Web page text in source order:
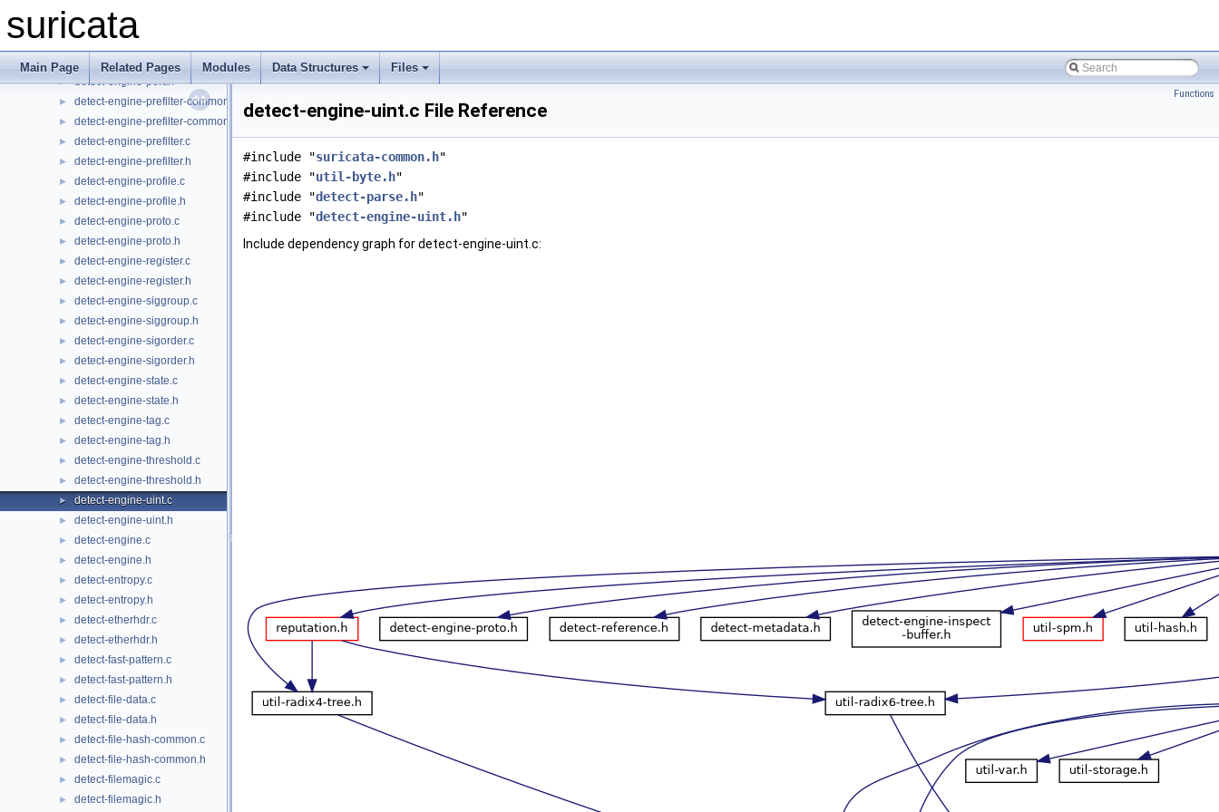
suricata
Main Page Related Pages Modules Data Structures Files
► detect-engine-payload.c
► detect-engine-payload.h
► detect-engine-port.c
► detect-engine-port.h
► detect-engine-prefilter-common.c
► detect-engine-prefilter-common.h
► detect-engine-prefilter.c
► detect-engine-prefilter.h
► detect-engine-profile.c
► detect-engine-profile.h
► detect-engine-proto.c
► detect-engine-proto.h
► detect-engine-register.c
► detect-engine-register.h
► detect-engine-siggroup.c
► detect-engine-siggroup.h
► detect-engine-sigorder.c
► detect-engine-sigorder.h
► detect-engine-state.c
► detect-engine-state.h
► detect-engine-tag.c
► detect-engine-tag.h
► detect-engine-threshold.c
► detect-engine-threshold.h
► detect-engine-uint.c
► detect-engine-uint.h
► detect-engine.c
► detect-engine.h
► detect-entropy.c
► detect-entropy.h
► detect-etherhdr.c
► detect-etherhdr.h
► detect-fast-pattern.c
► detect-fast-pattern.h
► detect-file-data.c
► detect-file-data.h
► detect-file-hash-common.c
► detect-file-hash-common.h
► detect-filemagic.c
► detect-filemagic.h
Functions
detect-engine-uint.c File Reference
#include "suricata-common.h"
#include "util-byte.h"
#include "detect-parse.h"
#include "detect-engine-uint.h"
Include dependency graph for detect-engine-uint.c: